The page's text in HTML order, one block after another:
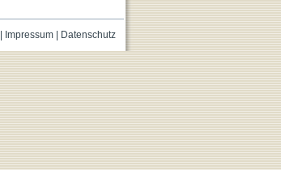
Impressum| Datenschutz